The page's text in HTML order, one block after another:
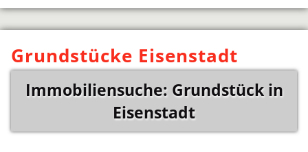
Grundstücke Eisenstadt
Immobiliensuche: Grundstück in
Eisenstadt